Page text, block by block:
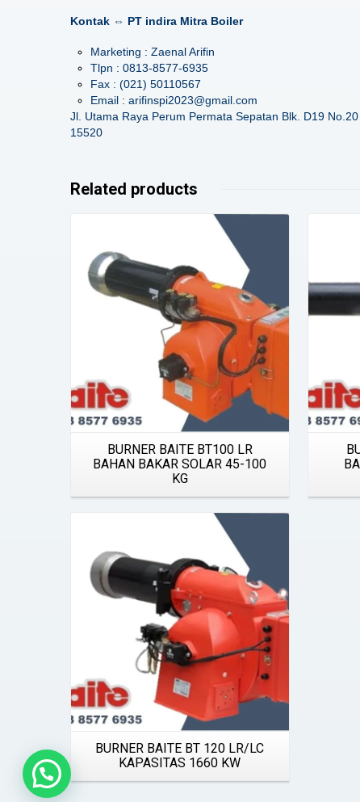
Kontak ⇔ PT indira Mitra Boiler
Marketing : Zaenal Arifin
Tlpn : 0813-8577-6935
Fax : (021) 50110567
Email : arifinspi2023@gmail.com
Jl. Utama Raya Perum Permata Sepatan Blk. D19
15520
Related products
BURNER BAITE BT100 LR
BAHAN BAKAR SOLAR 45-100
KG
BURNER BAITE BT 120 LR/LC
KAPASITAS 1660 KW